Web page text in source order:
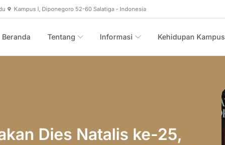
Kampus I, Diponegoro 52-60 Salatiga - Indonesia
Beranda Tentang Informasi Kehidupan Kampus
Dies Natalis ke-25,